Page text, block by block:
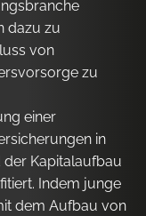
dazu zu
von
zu
einer
in
Kapitalaufbau
Indem junge
dem Aufbau von